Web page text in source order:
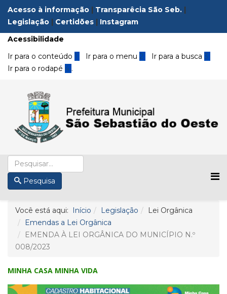
Acesso à informação | Transparêcia São Seb. |
Legislação | Certidões | Instagram
Acessibilidade
Ir para o conteúdo 1 Ir para o menu 2 Ir para a busca3
Ir para o rodapé 4 .
Pesquisa
Você está aqui: Início Legislação
Lei Orgânica
Emendas a Lei Orgânica
EMENDA À LEI ORGÂNICA DO MUNICÍPIO N.º
008/2023
MINHA CASA MINHA VIDA